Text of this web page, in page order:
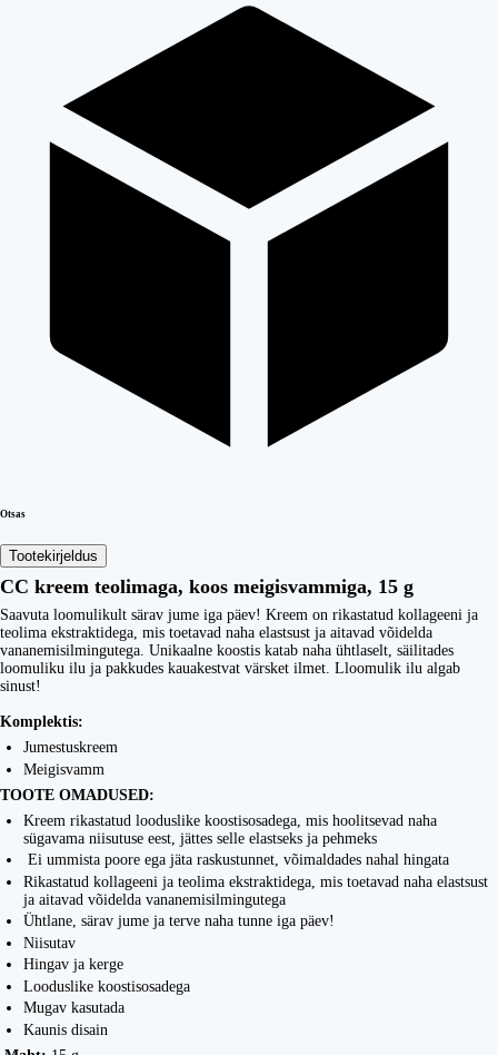
Otsas
Tootekirjeldus
CC kreem teolimaga, koos meigisvammiga, 15 g
Saavuta loomulikult särav jume iga päev! Kreem on rikastatud kollageeni ja
teolima ekstraktidega, mis toetavad naha elastsust ja aitavad võidelda
vananemisilmingutega. Unikaalne koostis katab naha ühtlaselt, säilitades
loomuliku ilu ja pakkudes kauakestvat värsket ilmet. Lloomulik ilu algab
sinust!
Komplektis:
Jumestuskreem
Meigisvamm
TOOTE OMADUSED:
Kreem rikastatud looduslike koostisosadega, mis hoolitsevad naha
sügavama niisutuse eest, jättes selle elastseks ja pehmeks
Ei ummista poore ega jäta raskustunnet, võimaldades nahal hingata
Rikastatud kollageeni ja teolima ekstraktidega, mis toetavad naha elastsust
ja aitavad võidelda vananemisilmingutega
Ühtlane, särav jume ja terve naha tunne iga päev!
Niisutav
Hingav ja kerge
Looduslike koostisosadega
Mugav kasutada
Kaunis disain